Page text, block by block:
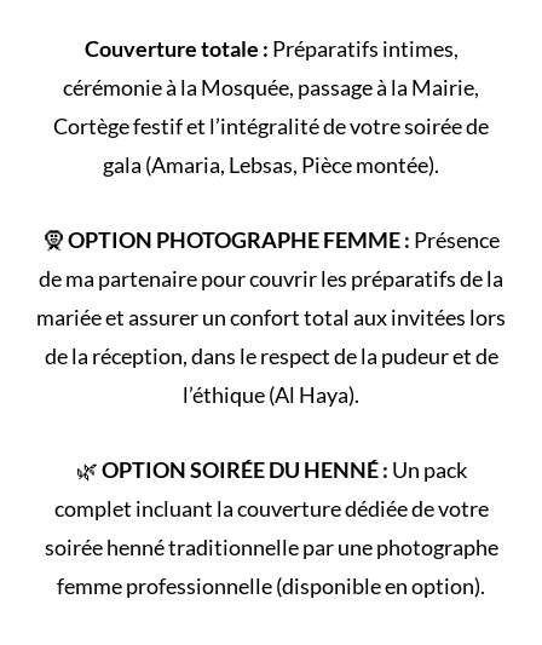
Couverture totale : Préparatifs intimes,
cérémonie à la Mosquée, passage à la Mairie,
Cortègefestif et l’intégralité de votresoirée de
gala (Amaria, Lebsas, Pièce montée).
🧕OPTION PHOTOGRAPHE FEMME : Présence
de ma partenaire pour couvrir les préparatifs de la
mariée et assurer un confort total aux invitées lors
de la réception, dans le respect de la pudeur et de
l’éthique (Al Haya).
🌿OPTION SOIRÉE DU HENNÉ : Un pack
complet incluant la couverture dédiée de votre
soirée hennétraditionnelle par une photographe
femme professionnelle (disponible en option).